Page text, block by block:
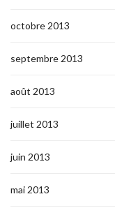
octobre 2013
septembre 2013
août 2013
juillet 2013
juin 2013
mai 2013